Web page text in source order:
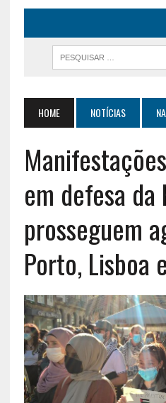
HOME NOTÍCIAS
em defesa da
prosseguem
Porto, Lisboa